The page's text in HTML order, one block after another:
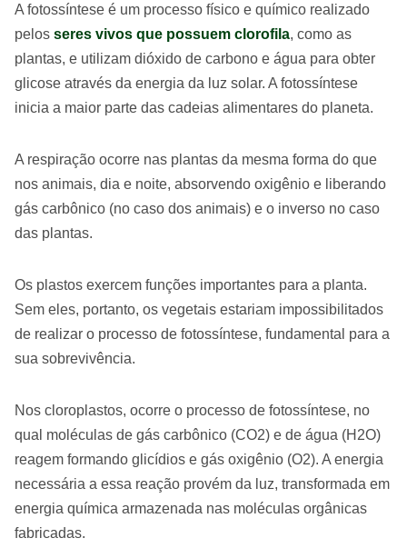
A fotossíntese é um processo físico e químico realizado
pelos seres vivos que possuem clorofila, como as
plantas, e utilizam dióxido de carbono e água para obter
glicose através da energia da luz solar. A fotossíntese
inicia a maior parte das cadeias alimentares do planeta.
A respiração ocorre nas plantas da mesma forma do que
nos animais, dia e noite, absorvendo oxigênio e liberando
gás carbônico (no caso dos animais) e o inverso no caso
das plantas.
Os plastos exercem funções importantes para a planta.
Sem eles, portanto, os vegetais estariam impossibilitados
de realizar o processo de fotossíntese, fundamental para a
sua sobrevivência.
Nos cloroplastos, ocorre o processo de fotossíntese, no
qual moléculas de gás carbônico (CO2) e de água (H2O)
reagem formando glicídios e gás oxigênio (O2). A energia
necessária a essa reação provém da luz, transformada em
energia química armazenada nas moléculas orgânicas
fabricadas.